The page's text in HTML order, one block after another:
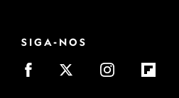
SIGA-NOS